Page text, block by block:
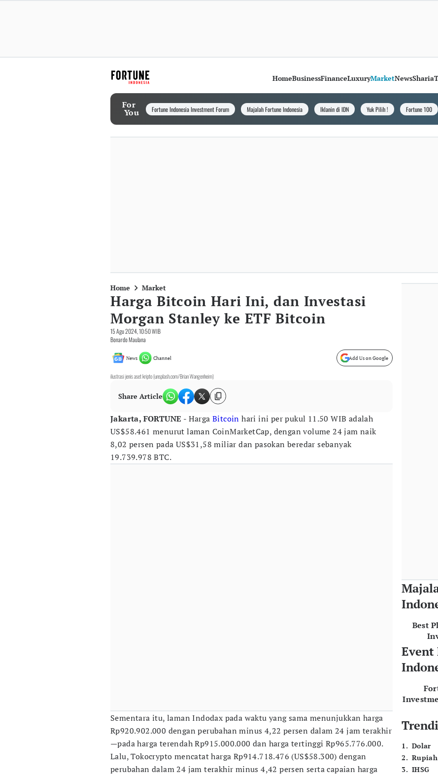
HomeBusinessFinanceLuxuryMarketNewsSharia
For
You Fortune Indonesia Investment Forum Majalah Fortune Indonesia Iklanin di IDN Yuk Pilih ! Fortune 100
Home Market
Harga Bitcoin Hari Ini, dan Investasi
Morgan Stanley ke ETF Bitcoin
15 Agu 2024, 10:50 WIB
Bonardo Maulana
News Channel Add Us on Google
ilustrasi jenis aset kripto (unsplash.com/Brian Wangenheim)
Share Article
Jakarta, FORTUNE - HargaBitcoin hari ini per pukul 11.50 WIB adalah
US$58.461 menurut laman CoinMarketCap, dengan volume 24 jam naik
8,02 persen pada US$31,58 miliar dan pasokan beredar sebanyak
19.739.978 BTC.
Sementara itu, laman Indodax pada waktu yang sama menunjukkan harga
Rp920.902.000 dengan perubahan minus 4,22 persen dalam 24 jam terakhir
—pada harga terendah Rp915.000.000 dan harga tertinggi Rp965.776.000.
Lalu, Tokocrypto mencatat harga Rp914.718.476 (US$58.300) dengan
perubahan dalam 24 jam terakhir minus 4,42 persen serta capaian harga
Best
Event
1. Dolar
2. Rupiah
3. IHSG